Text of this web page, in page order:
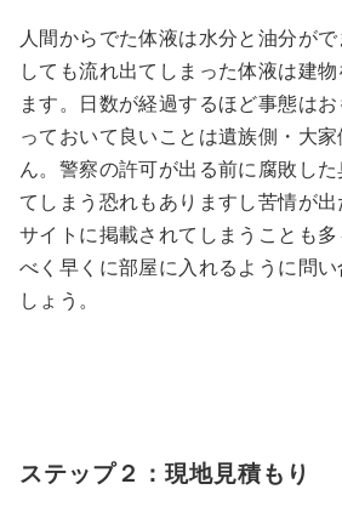
人間からでた体液は水分と油分が
しても流れ出てしまった体液は建
ます。日数が経過するほど事態は
っておいて良いことは遺族側・大
ん。警察の許可が出る前に腐敗し
てしまう恐れもありますし苦情が
サイトに掲載されてしまうことも
べく早くに部屋に入れるように問
しょう。
ステップ２：現地見積もり